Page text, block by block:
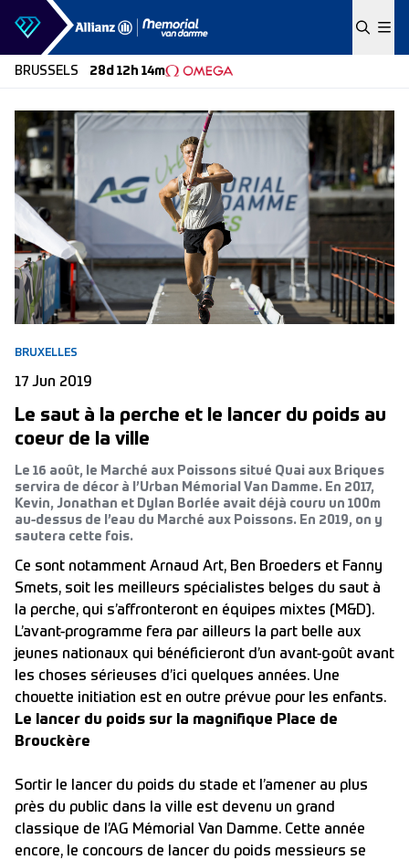
Skip to content
BRUSSELS 28d 12h 14m
BRUXELLES
17 Jun 2019
Le saut à la perche et le lancer du poids au
coeur de la ville
Le 16 août, le Marché aux Poissons situé Quai aux Briques
servira de décor à l’Urban Mémorial Van Damme. En 2017,
Kevin, Jonathan et Dylan Borlée avait déjà couru un 100m
au-dessus de l’eau du Marché aux Poissons. En 2019, on y
sautera cette fois.
Ce sont notamment Arnaud Art, Ben Broeders et Fanny
Smets, soit les meilleurs spécialistes belges du saut à
la perche, qui s’affronteront en équipes mixtes (M&D).
L’avant-programme fera par ailleurs la part belle aux
jeunes nationaux qui bénéficieront d’un avant-goût avant
les choses sérieuses d’ici quelques années. Une
chouette initiation est en outre prévue pour les enfants.
Le lancer du poids sur la magnifique Place de
Brouckère
Sortir le lancer du poids du stade et l’amener au plus
près du public dans la ville est devenu un grand
classique de l’AG Mémorial Van Damme. Cette année
encore, le concours de lancer du poids messieurs se